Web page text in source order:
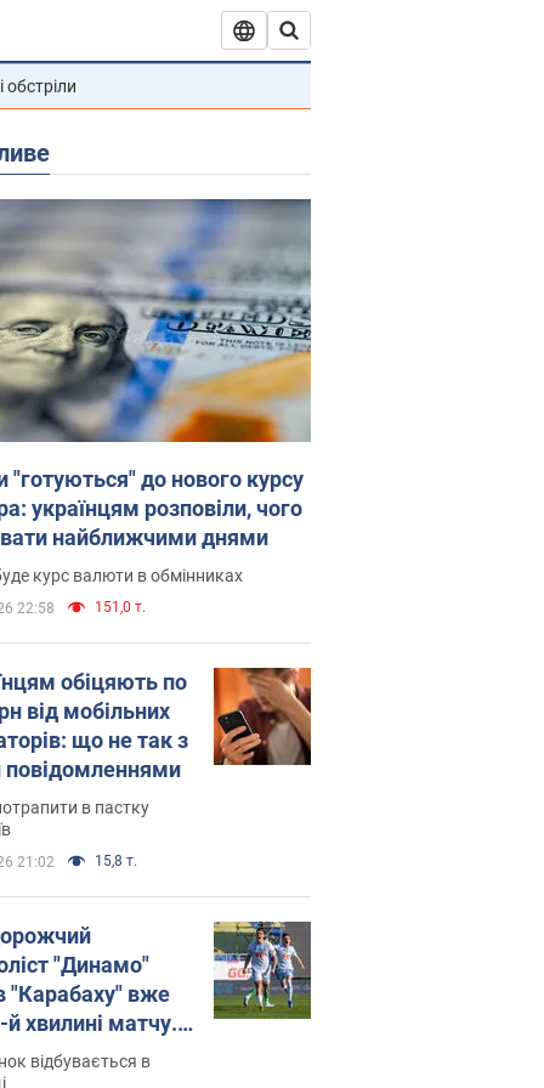
обстріли
"готуються" до нового курсу
українцям розповіли, чого
найближчими днями
курс валюти в обмінниках
22:58 151,0 т.
обіцяють по
від мобільних
що не так з
в пастку
21:02 15,8 т.
"Динамо"
"Карабаху" вже
й хвилині матчу.
відбувається в